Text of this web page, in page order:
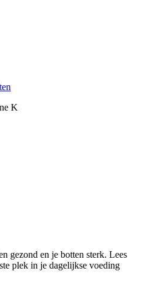
K
gezond en je botten sterk. Lees
plek in je dagelijkse voeding